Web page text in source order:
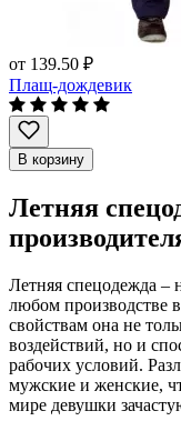
от 139.50 ₽
Плащ-дождевик
В корзину
Летняя
Летняя спецодежда –
любом производстве
свойствам она не
воздействий, но и
рабочих условий.
мужские и женские,
мире девушки